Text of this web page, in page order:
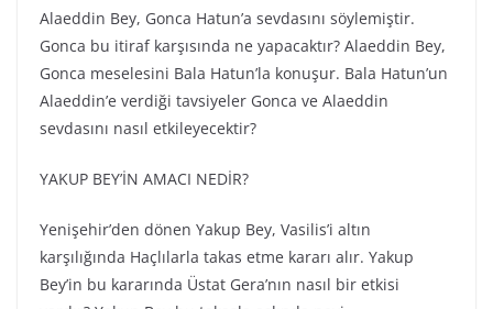
Alaeddin Bey, Gonca Hatun’a sevdasını söylemiştir.
Gonca bu itiraf karşısında ne yapacaktır? Alaeddin Bey,
Gonca meselesini Bala Hatun’la konuşur. Bala Hatun’un
Alaeddin’e verdiği tavsiyeler Gonca ve Alaeddin
sevdasını nasıl etkileyecektir?
YAKUP BEY’İN AMACI NEDİR?
Yenişehir’den dönen Yakup Bey, Vasilis’i altın
karşılığında Haçlılarla takas etme kararı alır. Yakup
Bey’in bu kararında Üstat Gera’nın nasıl bir etkisi